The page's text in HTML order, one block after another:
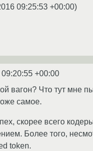
09:25:53 +00:00)
+00:00
вагон? Что тут мне
самое.
скорее всего
Более того,
token.